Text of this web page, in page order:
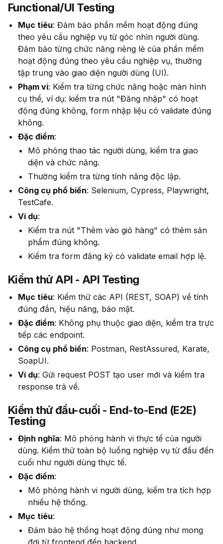
Functional/UI Testing
Mục tiêu: Đảm bảo phần mềm hoạt động đúng
theo yêu cầu nghiệp vụ từ góc nhìn người dùng.
Đảm bảo từng chức năng riêng lẻ của phần mềm
hoạt động đúng theo yêu cầu nghiệp vụ, thường
tập trung vào giao diện người dùng (UI).
Phạm vi: Kiểm tra từng chức năng hoặc màn hình
cụ thể, ví dụ: kiểm tra nút "Đăng nhập" có hoạt
động đúng không, form nhập liệu có validate đúng
không.
Đặc điểm:
Mô phỏng thao tác người dùng, kiểm tra giao
diện và chức năng.
Thường kiểm tra từng tính năng độc lập.
Công cụ phổ biến: Selenium, Cypress, Playwright,
TestCafe.
Ví dụ:
Kiểm tra nút "Thêm vào giỏ hàng" có thêm sản
phẩm đúng không.
Kiểm tra form đăng ký có validate email hợp lệ.
Kiểm thử API - API Testing
Mục tiêu: Kiểm thử các API (REST, SOAP) về tính
đúng đắn, hiệu năng, bảo mật.
Đặc điểm: Không phụ thuộc giao diện, kiểm tra trực
tiếp các endpoint.
Công cụ phổ biến: Postman, RestAssured, Karate,
SoapUI.
Ví dụ: Gửi request POST tạo user mới và kiểm tra
response trả về.
Kiểm thử đầu-cuối - End-to-End (E2E)
Testing
Định nghĩa: Mô phỏng hành vi thực tế của người
dùng. Kiểm thử toàn bộ luồng nghiệp vụ từ đầu đến
cuối như người dùng thực tế.
Đặc điểm:
Mô phỏng hành vi người dùng, kiểm tra tích hợp
nhiều hệ thống.
Mục tiêu:
Đảm bảo hệ thống hoạt động đúng như mong
đợi từ frontend đến backend.